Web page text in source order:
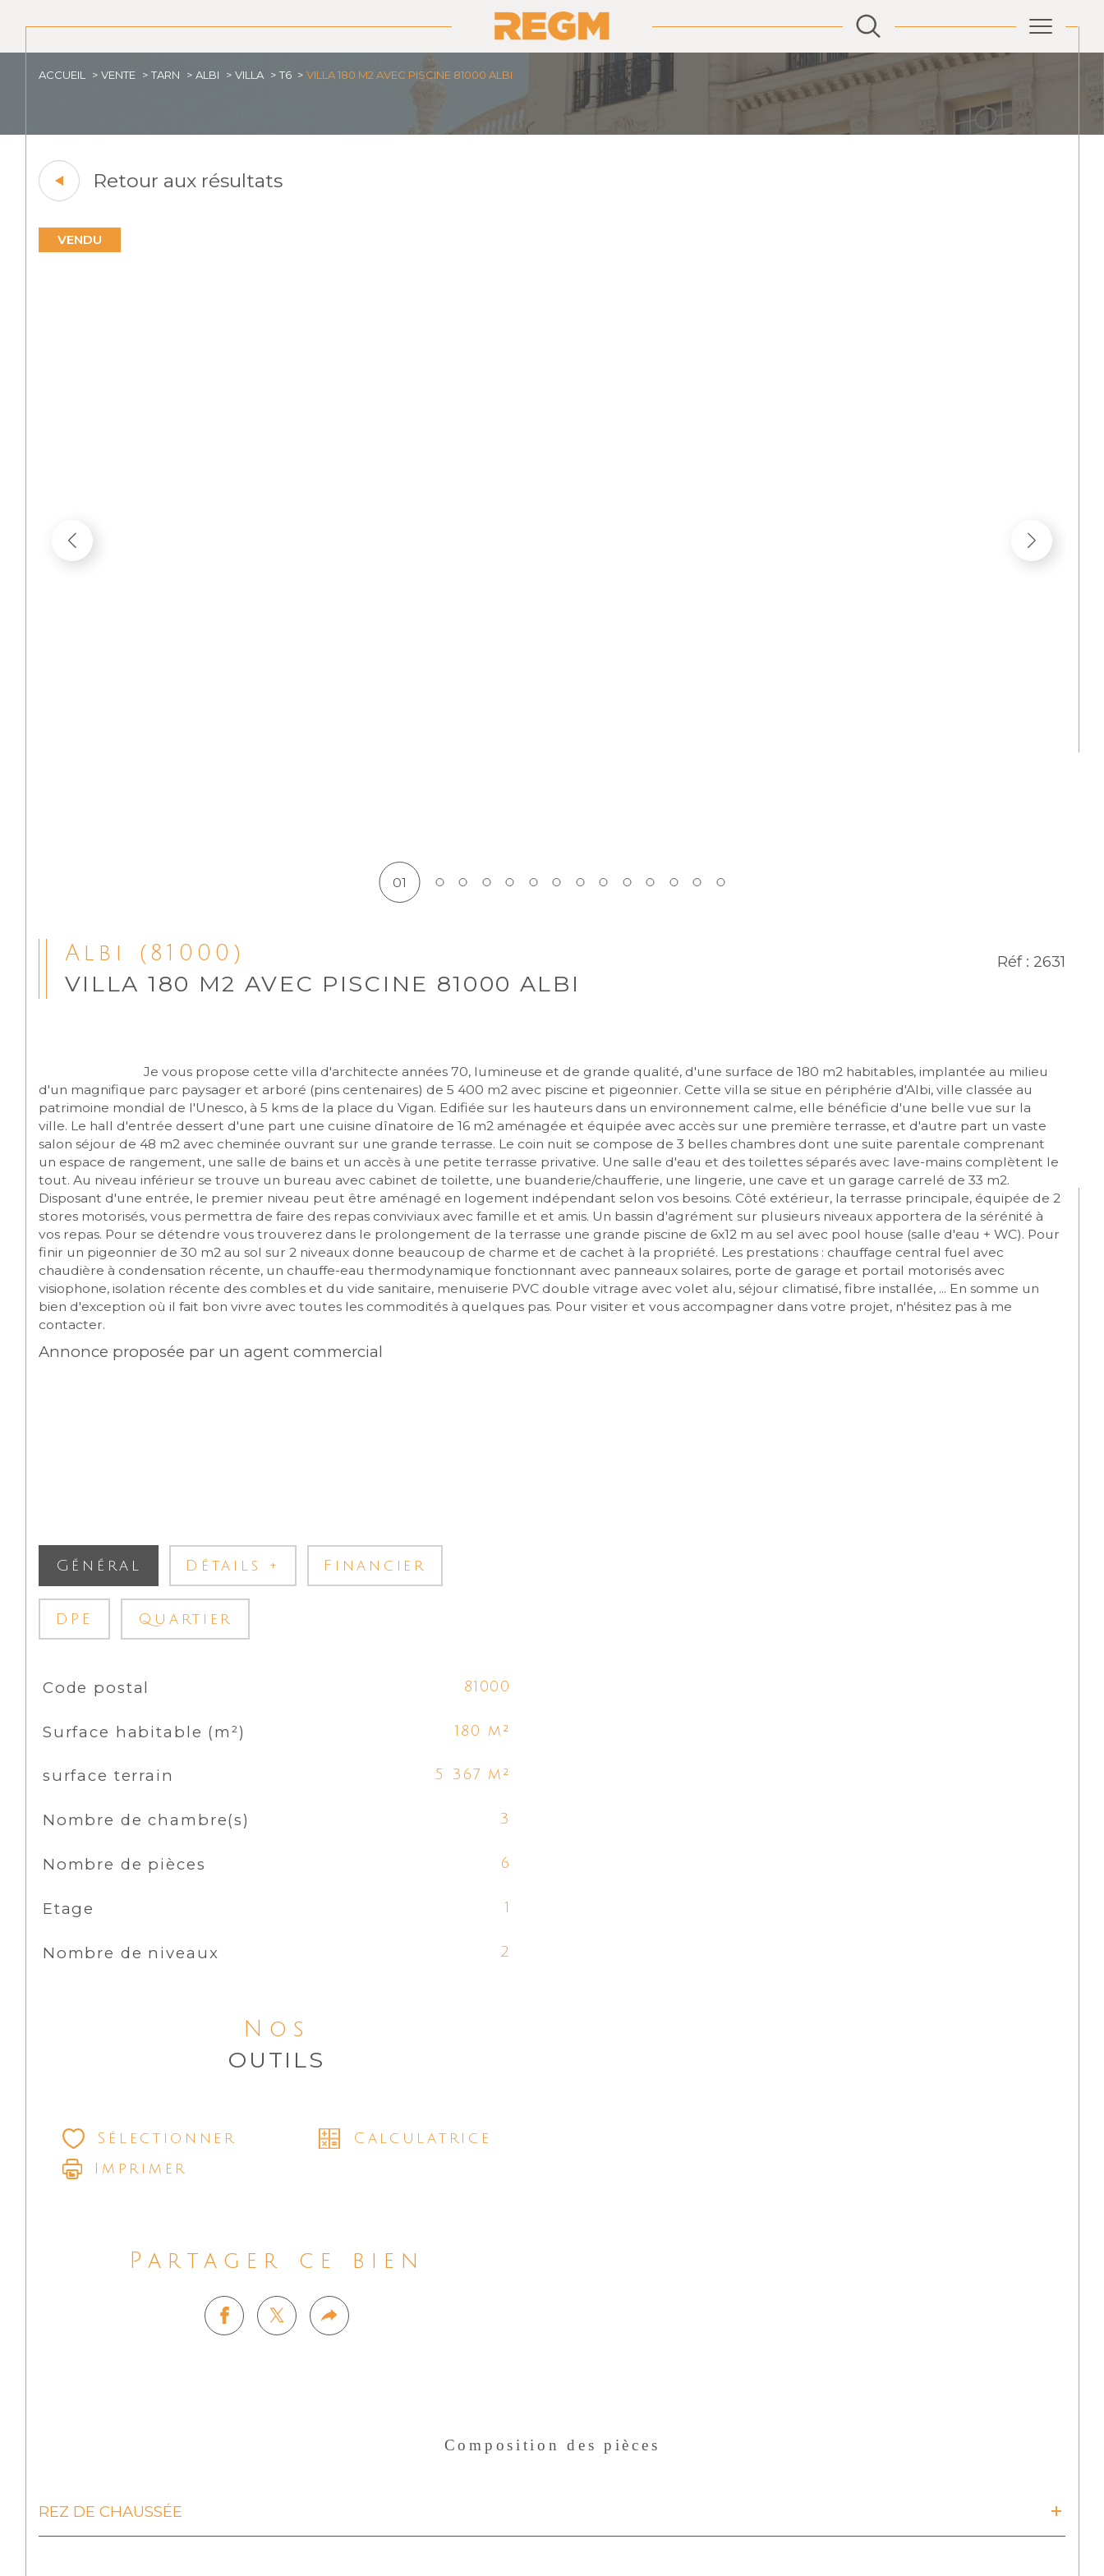
ACCUEIL VENTE TARN ALBI VILLA T6 VILLA 180 M2 AVEC PISCINE 81000 ALBI
Retour aux résultats
VENDU
01
Albi (81000)
VILLA 180 M2 AVEC PISCINE 81000 ALBI
Réf : 2631
                                Je vous propose cette villa d'architecte années 70, lumineuse et de grande qualité, d'une surface de 180 m2 habitables, implantée au milieu
d'un magnifique parc paysager et arboré (pins centenaires) de 5 400 m2 avec piscine et pigeonnier. Cette villa se situe en périphérie d'Albi, ville classée au
patrimoine mondial de l'Unesco, à 5 kms de la place du Vigan. Edifiée sur les hauteurs dans un environnement calme, elle bénéficie d'une belle vue sur la
ville. Le hall d'entrée dessert d'une part une cuisine dînatoire de 16 m2 aménagée et équipée avec accès sur une première terrasse, et d'autre part un vaste
salon séjour de 48 m2 avec cheminée ouvrant sur une grande terrasse. Le coin nuit se compose de 3 belles chambres dont une suite parentale comprenant
un espace de rangement, une salle de bains et un accès à une petite terrasse privative. Une salle d'eau et des toilettes séparés avec lave-mains complètent le
tout. Au niveau inférieur se trouve un bureau avec cabinet de toilette, une buanderie/chaufferie, une lingerie, une cave et un garage carrelé de 33 m2.
Disposant d'une entrée, le premier niveau peut être aménagé en logement indépendant selon vos besoins. Côté extérieur, la terrasse principale, équipée de 2
stores motorisés, vous permettra de faire des repas conviviaux avec famille et et amis. Un bassin d'agrément sur plusieurs niveaux apportera de la sérénité à
vos repas. Pour se détendre vous trouverez dans le prolongement de la terrasse une grande piscine de 6x12 m au sel avec pool house (salle d'eau + WC). Pour
finir un pigeonnier de 30 m2 au sol sur 2 niveaux donne beaucoup de charme et de cachet à la propriété. Les prestations : chauffage central fuel avec
chaudière à condensation récente, un chauffe-eau thermodynamique fonctionnant avec panneaux solaires, porte de garage et portail motorisés avec
visiophone, isolation récente des combles et du vide sanitaire, menuiserie PVC double vitrage avec volet alu, séjour climatisé, fibre installée, ... En somme un
bien d'exception où il fait bon vivre avec toutes les commodités à quelques pas. Pour visiter et vous accompagner dans votre projet, n'hésitez pas à me
Annonce proposée par un agent commercial
Général Détails + Financier
DPE Quartier
TRAD_SIROCCO_Caracteristique
Code postal 81000
Surface habitable (m²) 180 m²
surface terrain 5 367 m²
Nombre de chambre(s) 3
Nombre de pièces 6
Etage 1
Nombre de niveaux 2
Nos
OUTILS
Sélectionner
Calculatrice
Imprimer
Partager ce bien
Composition des pièces
REZ DE CHAUSSÉE